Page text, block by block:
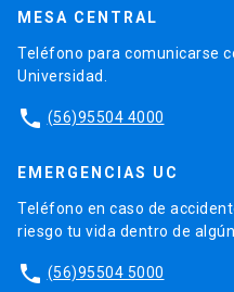
MESA CENTRAL
Teléfono para comunicarse
Universidad.
phone (56)95504 4000
EMERGENCIAS UC
Teléfono en caso de
riesgo tu vida dentro de
phone (56)95504 5000